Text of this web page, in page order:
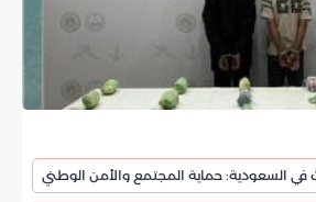
في السعودية: حماية المجتمع والأمن الوطني